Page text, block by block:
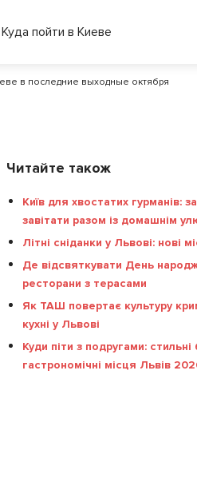
Куда пойти в Киеве
в последние выходные октября
Читайте також
Київ для хвостатих гурманів:
завітати разом із домашнім
Літні сніданки у Львові: нові
Де відсвяткувати День
ресторани з терасами
Як ТАШ повертає культуру
кухні у Львові
Куди піти з подругами: стильні
гастрономічні місця Львів